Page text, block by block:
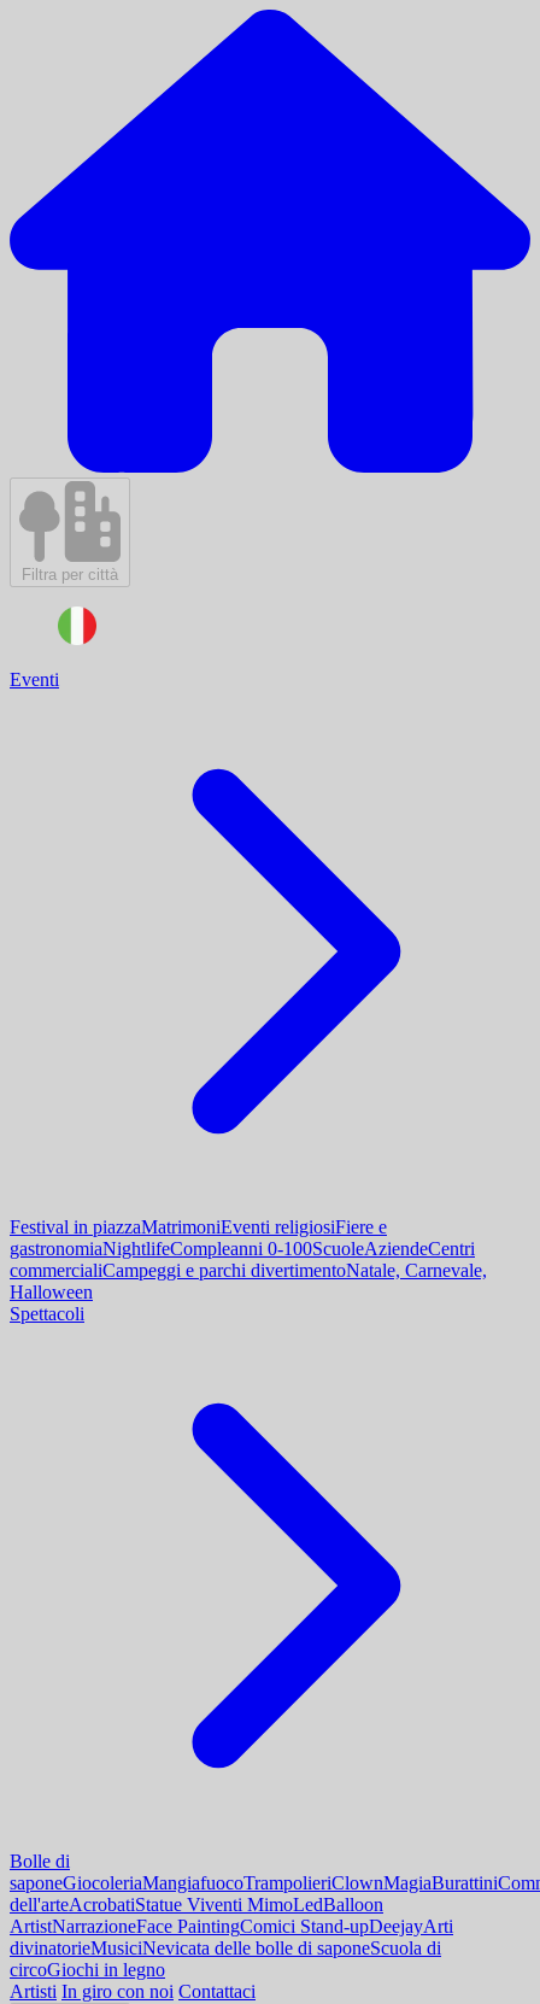
Filtra per città
Eventi
Festival in piazzaMatrimoniEventi religiosiFiere e
gastronomiaNightlifeCompleanni 0-100ScuoleAziendeCentri
commercialiCampeggi e parchi divertimentoNatale, Carnevale,
Halloween
Spettacoli
Bolle di
saponeGiocoleriaMangiafuocoTrampolieriClownMagiaBurattini
dell'arteAcrobatiStatue Viventi MimoLedBalloon
ArtistNarrazioneFace PaintingComici Stand-upDeejayArti
divinatorieMusiciNevicata delle bolle di saponeScuola di
circoGiochi in legno
Artisti In giro con noi Contattaci